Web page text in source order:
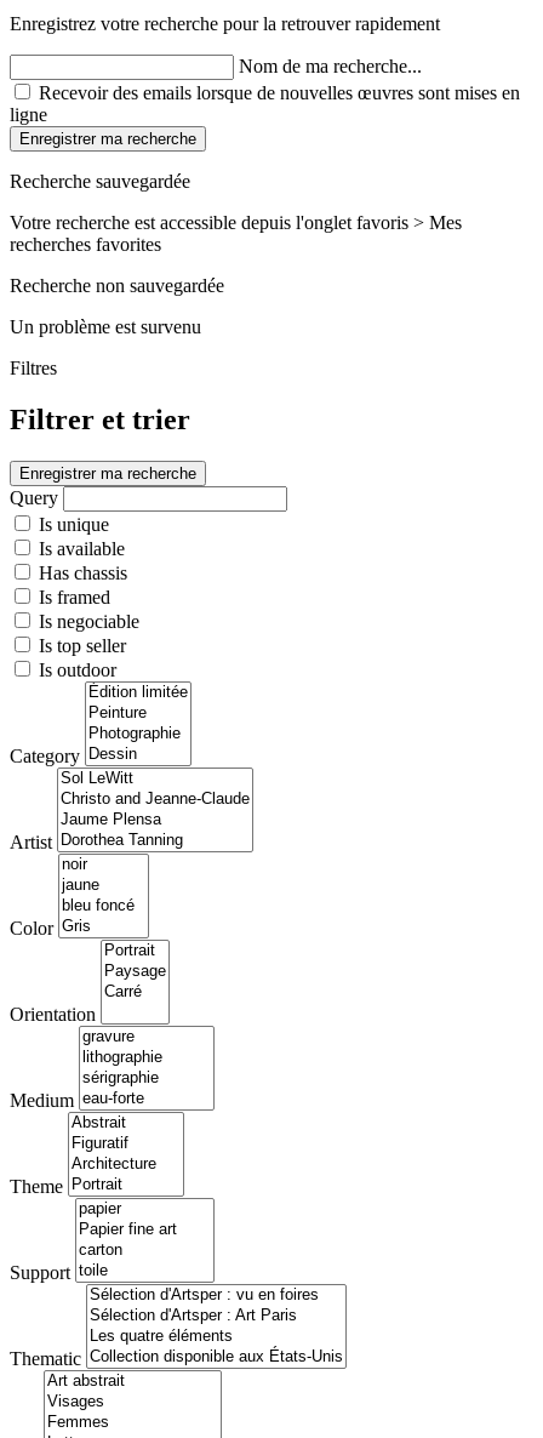
Enregistrez votre recherche pour la retrouver rapidement
Nom de ma recherche...
Recevoir des emails lorsque de nouvelles œuvres sont mises en
ligne
Enregistrer ma recherche
Recherche sauvegardée
Votre recherche est accessible depuis l'onglet favoris > Mes
recherches favorites
Recherche non sauvegardée
Un problème est survenu
Filtres
Filtrer et trier
Enregistrer ma recherche
Query
Is unique
Is available
Has chassis
Is framed
Is negociable
Is top seller
Is outdoor
Category
Artist
Color
Orientation
Medium
Theme
Support
Thematic